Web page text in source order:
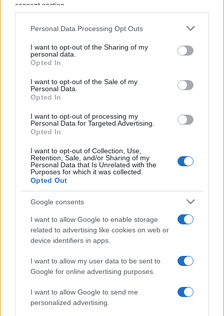
consent section.
Personal Data Processing Opt Outs
I want to opt-out of the Sharing of my
personal data.
Opted In
I want to opt-out of the Sale of my
Personal Data.
Opted In
I want to opt-out of processing my
Personal Data for Targeted Advertising.
Opted In
I want to opt-out of Collection, Use,
Retention, Sale, and/or Sharing of my
Personal Data that Is Unrelated with the
Purposes for which it was collected.
Opted Out
Google consents
I want to allow Google to enable storage
related to advertising like cookies on web or
device identifiers in apps.
I want to allow my user data to be sent to
Google for online advertising purposes.
I want to allow Google to send me
personalized advertising.
linea con gli impegni globali dell’azienda in fatto
tutti i nostri siti produttivi nel mondo, compresi
quelli italiani, useranno il 100% di elettricità da
fonti rinnovabili, con l’obiettivo di diminuire del
rispetto al 2010”.
Vediamo in sintesi qualche esempio di ciascuno in
termini di innovazione, sicurezza e green.
“Casarile è molto attivo nello sviluppo di
tecnologie per il settore medicale, ad esempio ha
messo a punto un adesivo termoplastico che
viene utilizzato nella produzione dei sensori,
applicabili sulla pelle, per il monitoraggio del
glucosio nel sangue. Zingonia è stata invece il
punto di riferimento per realizzare la formula
degli adesivi a base acqua che ha contribuito ad
accelerare l’abbandono delle cannucce di plastica
normativa europea. In termini di sostenibilità, la
stessa Zingonia è un ottimo esempio per quanto